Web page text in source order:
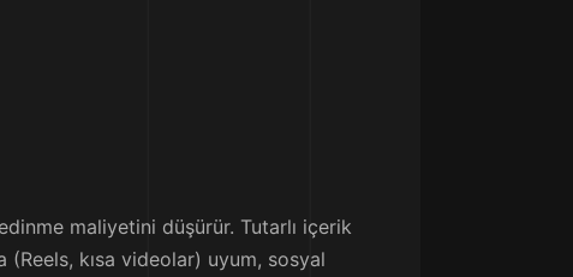
maliyetini düşürür. Tutarlı içerik
kısa videolar) uyum, sosyal